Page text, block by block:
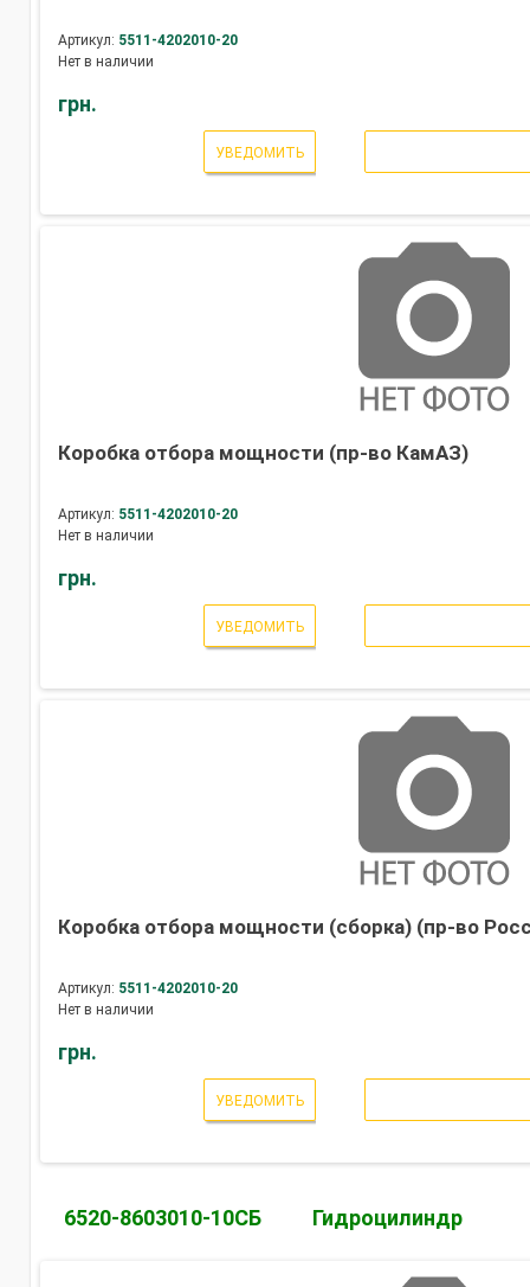
Артикул: 5511-4202010-20
Нет в наличии
грн.
УВЕДОМИТЬ
Коробка отбора мощности (пр-во КамАЗ)
Артикул: 5511-4202010-20
Нет в наличии
грн.
УВЕДОМИТЬ
Коробка отбора мощности (сборка) (пр-во
Артикул: 5511-4202010-20
Нет в наличии
грн.
УВЕДОМИТЬ
6520-8603010-10СБ Гидроцилиндр